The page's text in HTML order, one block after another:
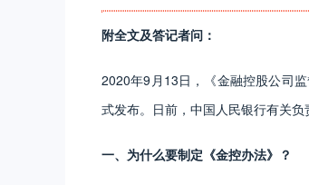
附全文及答记者问：
2020年9月13日，《金融控股公司
式发布。日前，中国人民银行有关负
一、为什么要制定《金控办法》？